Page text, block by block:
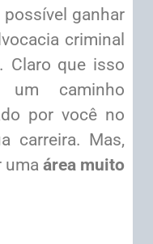
ganhar
criminal
Claro que isso
um caminho
por você no
carreira. Mas,
uma área muito